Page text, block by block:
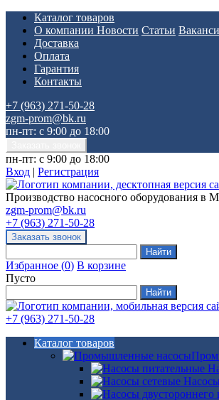
Каталог товаров
О компании Новости Статьи
Доставка
Оплата
Гарантия
Контакты
+7 (963) 271-50-28
zgm-prom@bk.ru
пн-пт: с 9:00 до 18:00
пн-пт: с 9:00 до 18:00
Вход | Регистрация
Производство насосного оборудования в
zgm-prom@bk.ru
+7 (963) 271-50-28
Избранное (0) В корзине
Пусто
+7 (963) 271-50-28
Каталог товаров